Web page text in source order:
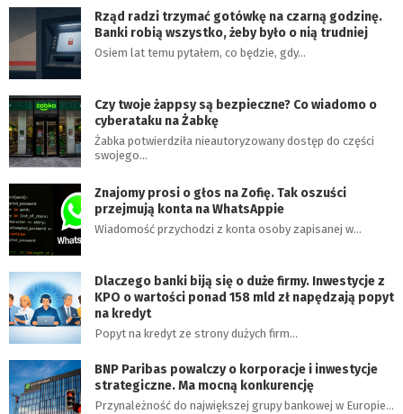
Rząd radzi trzymać gotówkę na czarną godzinę.
Banki robią wszystko, żeby było o nią trudniej
Osiem lat temu pytałem, co będzie, gdy…
Czy twoje żappsy są bezpieczne? Co wiadomo o
cyberataku na Żabkę
Żabka potwierdziła nieautoryzowany dostęp do części
swojego…
Znajomy prosi o głos na Zofię. Tak oszuści
przejmują konta na WhatsAppie
Wiadomość przychodzi z konta osoby zapisanej w…
Dlaczego banki biją się o duże firmy. Inwestycje z
KPO o wartości ponad 158 mld zł napędzają popyt
na kredyt
Popyt na kredyt ze strony dużych firm…
BNP Paribas powalczy o korporacje i inwestycje
strategiczne. Ma mocną konkurencję
Przynależność do największej grupy bankowej w Europie…